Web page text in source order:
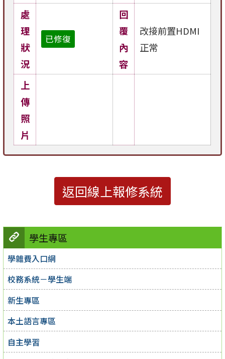
學生專區
學雜費入口網
校務系統－學生端
新生專區
本土語言專區
自主學習
處
理
狀
況
已修復
回
覆
內
容
改接前置HDMI
正常
上
傳
照
片
返回線上報修系統